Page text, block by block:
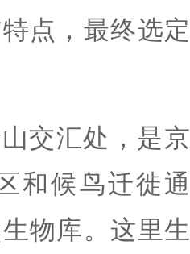
点，最终选定
交汇处，是京
和候鸟迁徙通
物库。这里生